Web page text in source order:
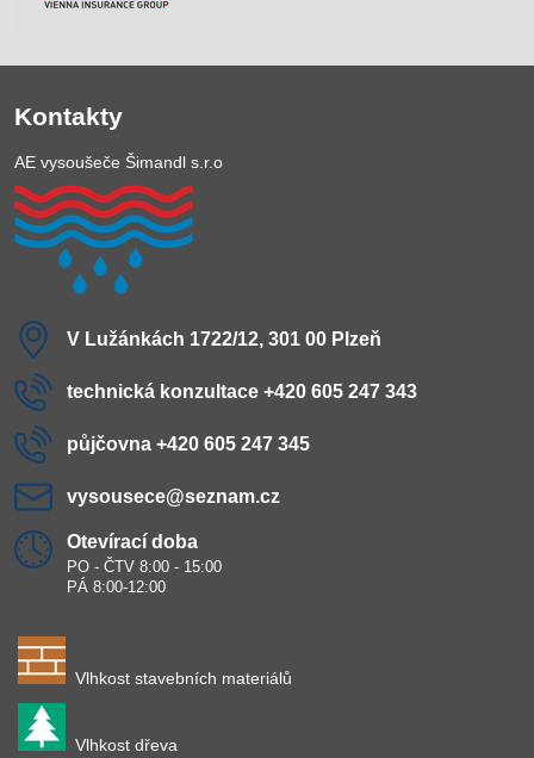
Kontakty
AE vysoušeče Šimandl s.r.o
V Lužánkách 1722/12, 301 00 Plzeň
technická konzultace +420 605 247 343
půjčovna +420 605 247 345
vysousece​@seznam​.cz
Otevírací doba
PO - ČTV 8:00 - 15:00
PÁ 8:00-12:00
Vlhkost stavebních materiálů
Vlhkost dřeva